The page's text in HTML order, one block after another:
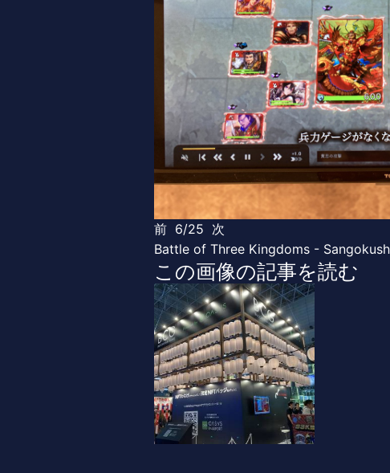
前 6/25 次
Battle of Three Kingdoms -
この画像の記事を読む